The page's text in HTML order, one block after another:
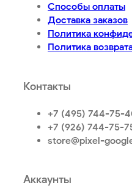
Способы оплаты
Доставка заказов
Политика
Политика
Контакты
+7 (495) 744-75-
+7 (926) 744-75-
store@pixel-
Аккаунты